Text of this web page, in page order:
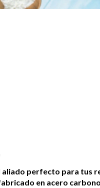
aliado perfecto para tus
en acero